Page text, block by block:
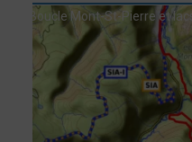
Boucle Mont-St-Pierre et